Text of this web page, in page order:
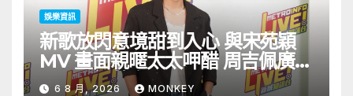
娛樂資訊
新歌放閃意境甜到入心 與宋苑穎
MV 畫面親暱太太呷醋 周吉佩廣州
一日三場熱血 Busking
6 8 月, 2026 MONKEY